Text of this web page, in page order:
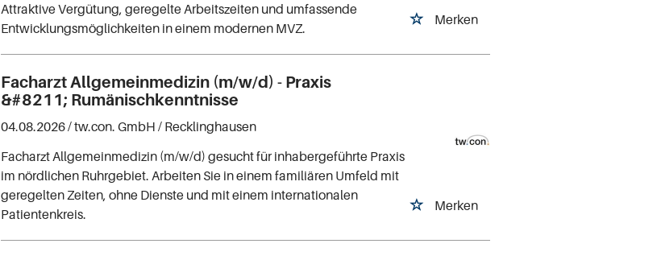
Merken
Attraktive Vergütung, geregelte Arbeitszeiten und umfassende
Entwicklungsmöglichkeiten in einem modernen MVZ.
Facharzt Allgemeinmedizin (m/w/d) - Praxis
&#8211; Rumänischkenntnisse
Merken
04.08.2026 /tw.con. GmbH / Recklinghausen
Facharzt Allgemeinmedizin (m/w/d) gesucht für inhabergeführte Praxis
im nördlichen Ruhrgebiet. Arbeiten Sie in einem familiären Umfeld mit
geregelten Zeiten, ohne Dienste und mit einem internationalen
Patientenkreis.